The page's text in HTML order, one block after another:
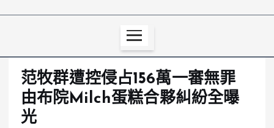
范牧群遭控侵占156萬一審無罪
由布院Milch蛋糕合夥糾紛全曝
光